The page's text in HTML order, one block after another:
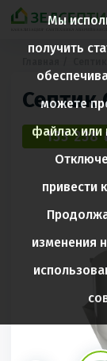
Септик
133 238
Мы
получить
можете
файлах или
привести
изменения